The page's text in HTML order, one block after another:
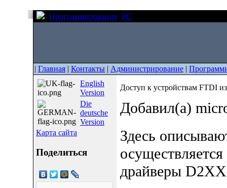
Программирование PC
| Главная | Контакты | Администрирование |
English
Version
Die
deutsche
Version
Карта сайта
Поделиться
Доступ к устройствам FTDI
Добавил(а)
Здесь
драйверы